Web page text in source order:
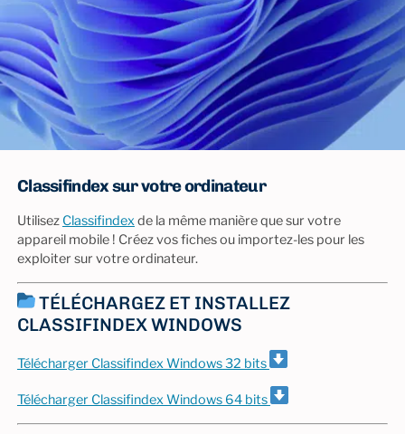
Classifindex sur votre ordinateur
Utilisez Classifindexde la même manière que sur votre
appareil mobile ! Créez vos fiches ou importez-les pour les
exploiter sur votre ordinateur.
TÉLÉCHARGEZ ET INSTALLEZ
CLASSIFINDEX WINDOWS
Télécharger Classifindex Windows 32 bits
Télécharger Classifindex Windows 64 bits